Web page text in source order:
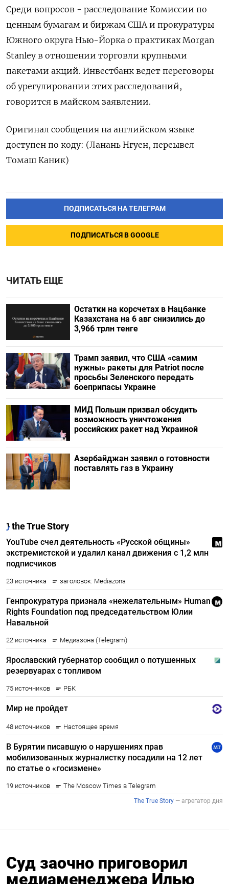
Среди вопросов - расследование Комиссии по
ценным бумагам и биржам США и прокуратуры
Южного округа Нью-Йорка о практиках Morgan
Stanley в отношении торговли крупными
пакетами акций. Инвестбанк ведет переговоры
об урегулировании этих расследований,
говорится в майском заявлении.
Оригинал сообщения на английском языке
доступен по коду: (Ланань Нгуен, переывел
Томаш Каник)
ПОДПИСАТЬСЯ НА ТЕЛЕГРАМ
ПОДПИСАТЬСЯ В GOOGLE
ЧИТАТЬ ЕЩЕ
Остатки на корсчетах в Нацбанке
Казахстана на 6 авг снизились до
3,966 трлн тенге
Трамп заявил, что США «самим
нужны» ракеты для Patriot после
просьбы Зеленского передать
боеприпасы Украине
МИД Польши призвал обсудить
возможность уничтожения
российских ракет над Украиной
Азербайджан заявил о готовности
поставлять газ в Украину
Суд заочно приговорил
медиаменеджера Илью